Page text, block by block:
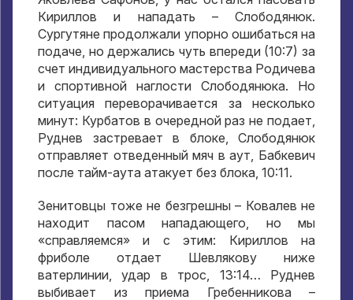
Кириллов и нападать – Слободянюк.
Сургутяне продолжали упорно ошибаться на
подаче, но держались чуть впереди (10:7)за
счет индивидуального мастерства Родичева
и спортивной наглости Слободянюка. Но
ситуация переворачивается за несколько
минут: Курбатов в очередной раз не подает,
Руднев застревает в блоке, Слободянюк
отправляет отведенный мяч в аут, Бабкевич
после тайм-аута атакует без блока, 10:11.
Зенитовцы тоже не безгрешны – Ковалев не
находит пасом нападающего, но мы
«справляемся» и с этим: Кириллов на
фриболе отдает Шевлякову ниже
ватерлинии,удар в трос, 13:14… Руднев
выбивает из приема Гребенникова –